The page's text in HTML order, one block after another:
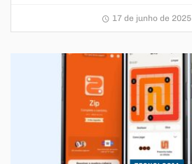
17 de junho de 2025